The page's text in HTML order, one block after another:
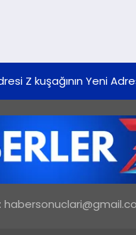
Z kuşağının Yeni